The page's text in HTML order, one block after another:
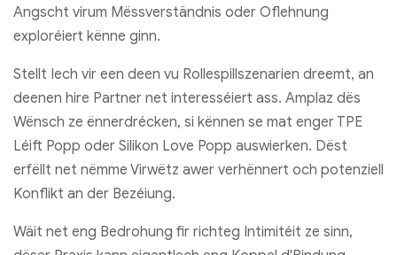
Angscht virum Mëssverständnis oder Oflehnung
exploréiert kënne ginn.
Stellt Iech vir een deen vu Rollespillszenarien dreemt, an
deenen hire Partner net interesséiert ass. Amplaz dës
Wënsch ze ënnerdrécken, si kënnen se mat enger TPE
Léift Popp oder Silikon Love Popp auswierken. Dëst
erfëllt net nëmme Virwëtz awer verhënnert och potenziell
Konflikt an der Bezéiung.
Wäit net eng Bedrohung fir richteg Intimitéit ze sinn,